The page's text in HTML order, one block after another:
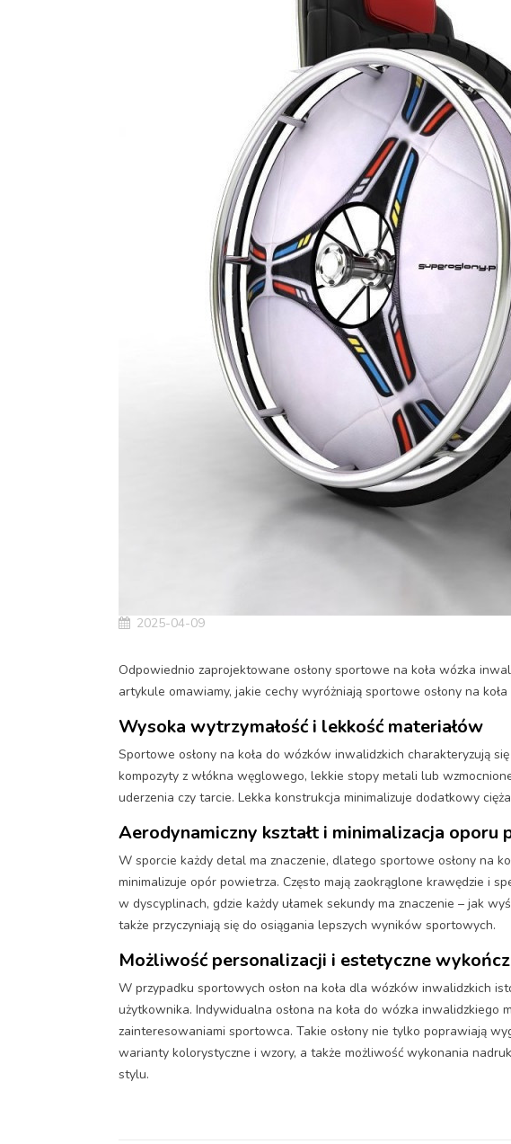
2025-04-09
Odpowiednio zaprojektowane osłony sportowe na koła wózka
artykule omawiamy, jakie cechy wyróżniają sportowe osłony na
Wysoka wytrzymałość i lekkość materiałów
Sportowe osłony na koła do wózków inwalidzkich charakteryzują
kompozyty z włókna węglowego, lekkie stopy metali lub
uderzenia czy tarcie. Lekka konstrukcja minimalizuje dodatkowy
Aerodynamiczny kształt i minimalizacja oporu
W sporcie każdy detal ma znaczenie, dlatego sportowe osłony na
minimalizuje opór powietrza. Często mają zaokrąglone krawędzie i
w dyscyplinach, gdzie każdy ułamek sekundy ma znaczenie – jak
także przyczyniają się do osiągania lepszych wyników sportowych.
Możliwość personalizacji i estetyczne
W przypadku sportowych osłon na koła dla wózków inwalidzkich
użytkownika. Indywidualna osłona na koła do wózka
zainteresowaniami sportowca. Takie osłony nie tylko poprawiają
warianty kolorystyczne i wzory, a także możliwość wykonania
stylu.